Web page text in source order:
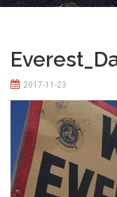
2017-11-23